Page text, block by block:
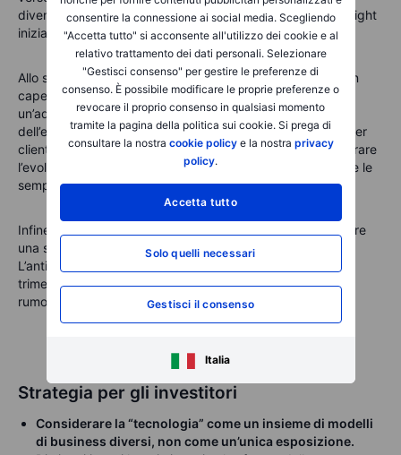
consentire la connessione ai social media. Scegliendo
"Accetta tutto" si acconsente all'utilizzo dei cookie e al
relativo trattamento dei dati personali. Selezionare
"Gestisci consenso" per gestire le preferenze di
consenso. È possibile modificare le proprie preferenze o
revocare il proprio consenso in qualsiasi momento
tramite la pagina della politica sui cookie. Si prega di
consultare la nostra cookie policye la nostra privacy
policy.
Accetta tutto
Solo quelli necessari
Gestisci il consenso
Italia
diventa essenziale osservare se il vantaggio dell’equal weight
inizia a ridursi.
Allo stesso modo, la preoccupazione per gli investimenti in
capex può attenuarsi qualora le aziende dimostrino
un’adozione reale delle soluzioni IA e un miglioramento
dell’economia delle unità, con un incremento del profitto per
cliente man mano che l’IA viene scalata. Qui conta monitorare
l’evoluzione dei prezzi e dei tassi di attaccamento, più che le
semplici demo di prodotto.
Infine, il concetto di “interruzione dell’IA” rischia di diventare
una spiegazione generica per qualsiasi fase di vendite.
L’antidoto è banale ma efficace: osservare le evidenze,
trimestre dopo trimestre, distinguendo i segnali reali dal
rumore di mercato.
Strategia per gli investitori
Considerare la “tecnologia” come un insieme di modelli
di business diversi, non come un’unica esposizione.